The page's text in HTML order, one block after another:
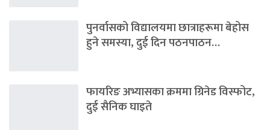
पुनर्वासको विद्यालयमा छात्राहरूमा बेहोस
हुने समस्या, दुई दिन पठनपाठन…
फायरिङ अभ्यासका क्रममा ग्रिनेड विस्फोट,
दुई सैनिक घाइते